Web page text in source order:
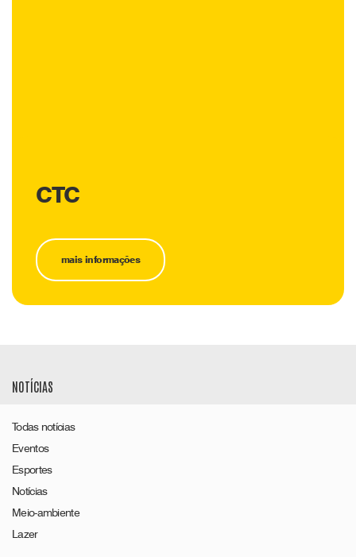
CTC
mais informações
NOTÍCIAS
Todas notícias
Eventos
Esportes
Notícias
Meio-ambiente
Lazer